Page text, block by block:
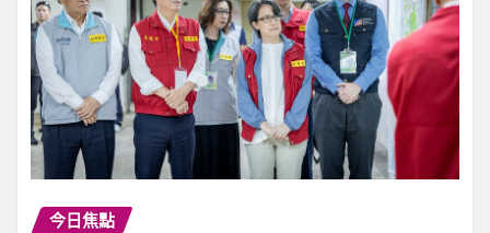
今日焦點